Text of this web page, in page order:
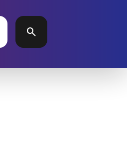
search